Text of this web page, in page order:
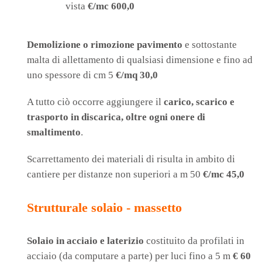
vista €/mc 600,0
Demolizione o rimozione pavimento e sottostante
malta di allettamento di qualsiasi dimensione e fino ad
uno spessore di cm 5 €/mq 30,0
A tutto ciò occorre aggiungere il carico, scarico e
trasporto in discarica, oltre ogni onere di
smaltimento.
Scarrettamento dei materiali di risulta in ambito di
cantiere per distanze non superiori a m 50 €/mc 45,0
Strutturale solaio - massetto
Solaio in acciaio e laterizio costituito da profilati in
acciaio (da computare a parte) per luci fino a 5 m € 60